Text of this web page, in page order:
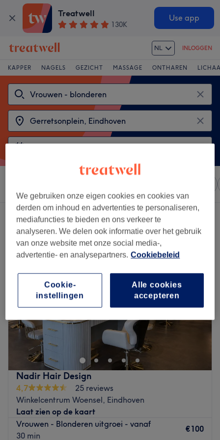
Treatwell
130K
Use app
NL INLOGGEN
KAPPER NAGELS GEZICHT MASSAGE ONTHAREN
2 salons met:
vrouwen - blonderen in de buurt van Gerretsonplein, Eindhoven
Nadir Hair Design
4,7
25 reviews
Winkelcentrum Woensel, Eindhoven
Laat zien op de kaart
Vrouwen - Blonderen uitgroei - vanaf
30 min
€100
We gebruiken onze eigen cookies en cookies van
derden om inhoud en advertenties te personaliseren,
mediafuncties te bieden en ons verkeer te
analyseren. We delen ook informatie over het gebruik
van onze website met onze social media-,
advertentie- en analysepartners. Cookiebeleid
Alle cookies
accepteren
Cookie-
instellingen